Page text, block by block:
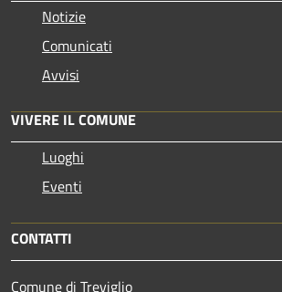
Notizie
Comunicati
Avvisi
VIVERE IL COMUNE
Luoghi
Eventi
CONTATTI
Comune di Treviglio